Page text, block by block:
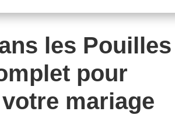
les Pouilles
pour
mariage